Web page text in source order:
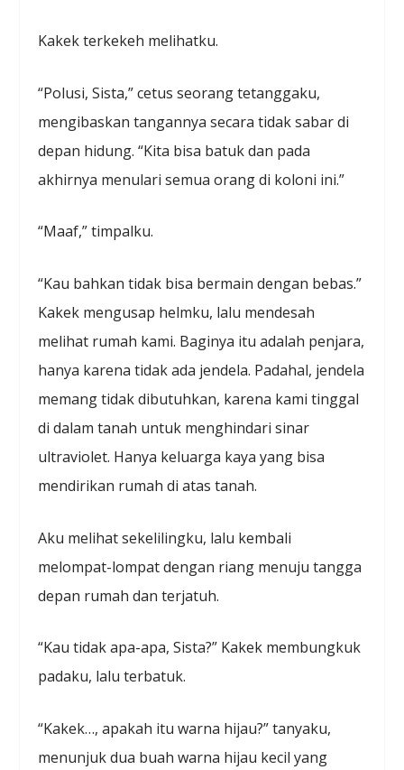
Kakek terkekeh melihatku.
“Polusi, Sista,” cetus seorang tetanggaku,
mengibaskan tangannya secara tidak sabar di
depan hidung. “Kita bisa batuk dan pada
akhirnya menulari semua orang di koloni ini.”
“Maaf,” timpalku.
“Kau bahkan tidak bisa bermain dengan bebas.”
Kakek mengusap helmku, lalu mendesah
melihat rumah kami. Baginya itu adalah penjara,
hanya karena tidak ada jendela. Padahal, jendela
memang tidak dibutuhkan, karena kami tinggal
di dalam tanah untuk menghindari sinar
ultraviolet. Hanya keluarga kaya yang bisa
mendirikan rumah di atas tanah.
Aku melihat sekelilingku, lalu kembali
melompat-lompat dengan riang menuju tangga
depan rumah dan terjatuh.
“Kau tidak apa-apa, Sista?” Kakek membungkuk
padaku, lalu terbatuk.
“Kakek…, apakah itu warna hijau?” tanyaku,
menunjuk dua buah warna hijau kecil yang